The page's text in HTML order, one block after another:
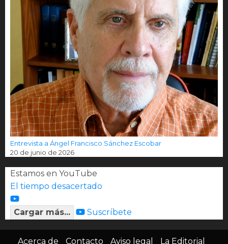
Entrevista a Ángel Francisco Sánchez Escobar
20 de junio de 2026
Estamos en YouTube
El tiempo desacertado
Cargar más... Suscríbete
Acerca de Contacto Aviso legal La Editorial